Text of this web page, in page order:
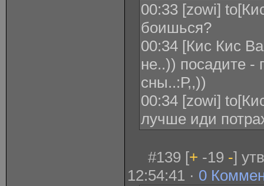
00:33 [zowi]
боишься?
00:34 [Кис Кис
не..)) посадите -
сны..:Р,,))
00:34 [zowi]
лучше иди
#139 [+ -19 -]
12:54:41 · 0